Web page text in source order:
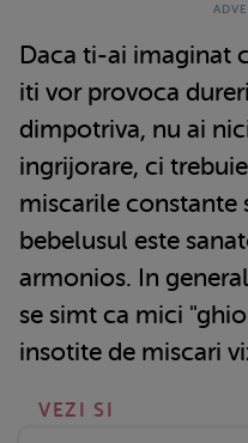
Daca ti-ai imaginat
iti vor provoca
dimpotriva, nu ai
ingrijorare, ci
miscarile constante
bebelusul este
armonios. In
se simt ca mici
insotite de miscari
VEZI SI